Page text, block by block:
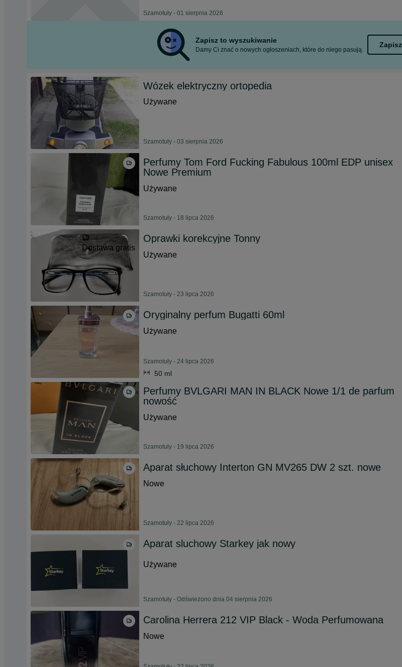
Szamotuły - 01 sierpnia 2026
Zapisz to wyszukiwanie
Damy Ci znać o nowych ogłoszeniach, które do niego pasują.
Zapisz
Wózek elektryczny ortopedia
Używane
Szamotuły - 03 sierpnia 2026
Perfumy Tom Ford Fucking Fabulous 100ml EDP unisex
Nowe Premium
Używane
Szamotuły - 18 lipca 2026
Dostawa gratis
Oprawki korekcyjne Tonny
Używane
Szamotuły - 23 lipca 2026
Oryginalny perfum Bugatti 60ml
Używane
Szamotuły - 24 lipca 2026
50 ml
Perfumy BVLGARI MAN IN BLACK Nowe 1/1 de parfum
nowość
Używane
Szamotuły - 19 lipca 2026
Aparat słuchowy Interton GN MV265 DW 2 szt. nowe
Nowe
Szamotuły - 22 lipca 2026
Aparat sluchowy Starkey jak nowy
Używane
Szamotuły - Odświeżono dnia 04 sierpnia 2026
Carolina Herrera 212 VIP Black - Woda Perfumowana
Nowe